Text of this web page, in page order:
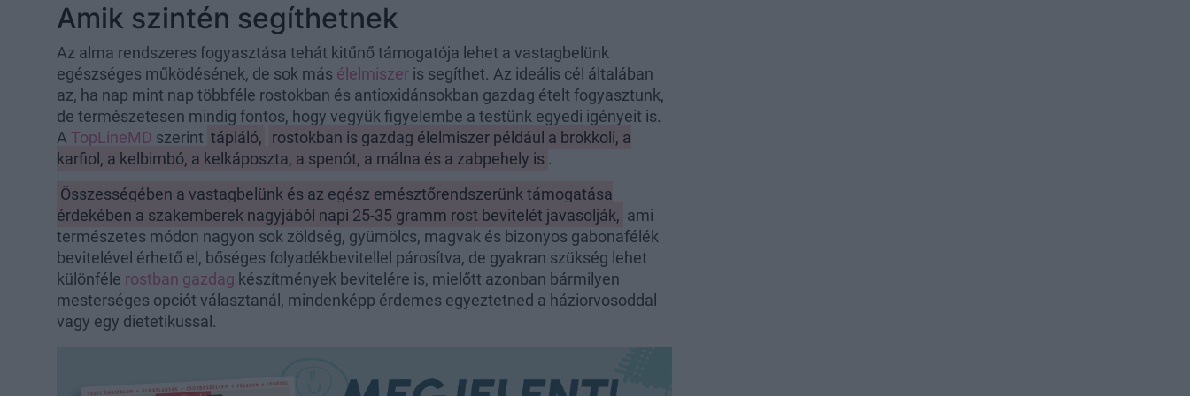
Amik szintén segíthetnek
Az alma rendszeres fogyasztása tehát kitűnő támogatója lehet a vastagbelünk
egészséges működésének, de sok más élelmiszer is segíthet. Az ideális cél általában
az, ha nap mint nap többféle rostokban és antioxidánsokban gazdag ételt fogyasztunk,
de természetesen mindig fontos, hogy vegyük figyelembe a testünk egyedi igényeit is.
A TopLineMD szerint tápláló,
rostokban is gazdag élelmiszer például a brokkoli, a
karfiol, a kelbimbó, a kelkáposzta, a spenót, a málna és a zabpehely is .
Összességében a vastagbelünk és az egész emésztőrendszerünk támogatása
érdekében a szakemberek nagyjából napi 25-35 gramm rost bevitelét javasolják, ami
természetes módon nagyon sok zöldség, gyümölcs, magvak és bizonyos gabonafélék
bevitelével érhető el, bőséges folyadékbevitellel párosítva, de gyakran szükség lehet
különféle rostban gazdag készítmények bevitelére is, mielőtt azonban bármilyen
mesterséges opciót választanál, mindenképp érdemes egyeztetned a háziorvosoddal
vagy egy dietetikussal.